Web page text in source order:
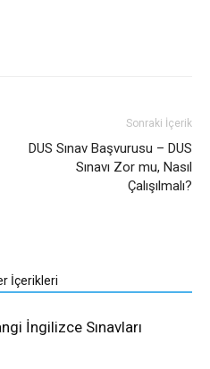
Sonraki İçerik
DUS Sınav Başvurusu – DUS
Sınavı Zor mu, Nasıl
Çalışılmalı?
İçerikleri
İngilizce Sınavları